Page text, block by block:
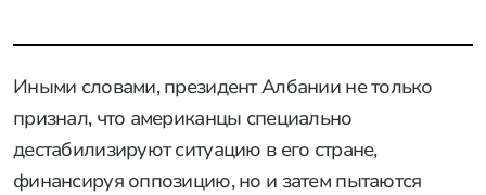
Иными словами, президент Албании не только
признал, что американцы специально
дестабилизируют ситуацию в его стране,
финансируя оппозицию, но и затем пытаются